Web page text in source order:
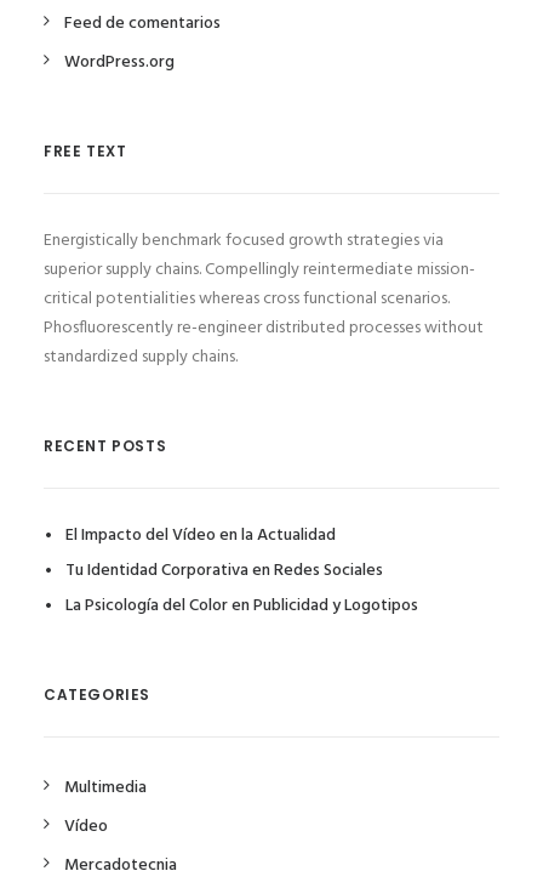
Feed de comentarios
WordPress.org
FREE TEXT
Energistically benchmark focused growth strategies via
superior supply chains. Compellingly reintermediate mission-
critical potentialities whereas cross functional scenarios.
Phosfluorescently re-engineer distributed processes without
standardized supply chains.
RECENT POSTS
El Impacto del Vídeo en la Actualidad
Tu Identidad Corporativa en Redes Sociales
La Psicología del Color en Publicidad y Logotipos
CATEGORIES
Multimedia
Vídeo
Mercadotecnia